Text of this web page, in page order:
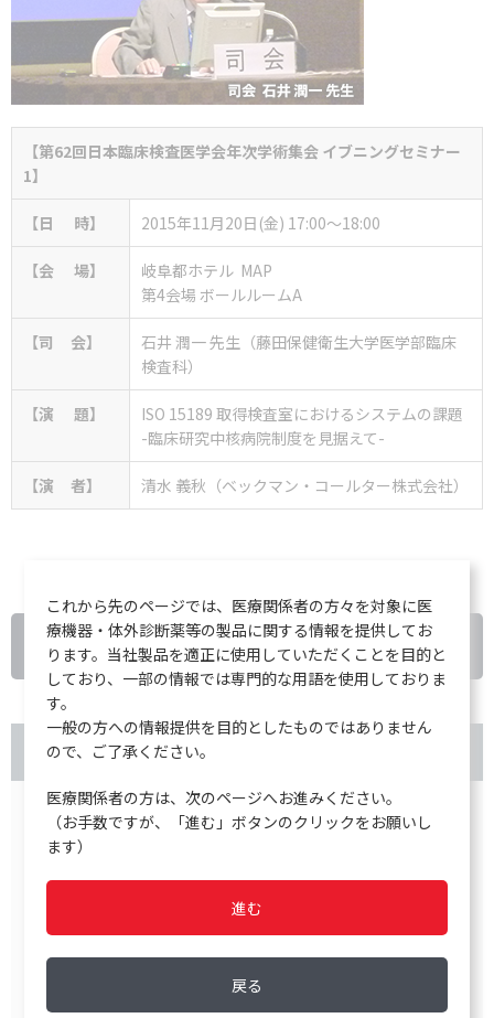
【第62回日本臨床検査医学会年次学術集会 イブニングセミナー
1】
【日 時】 2015年11月20日(金) 17:00～18:00
【会 場】 岐阜都ホテル MAP
第4会場 ボールルームA
【司 会】
石井 潤一 先生（藤田保健衛生大学医学部臨床
検査科）
【演 題】
ISO 15189 取得検査室におけるシステムの課題
-臨床研究中核病院制度を見据えて-
【演 者】 清水 義秋（ベックマン・コールター株式会社）
戻る
イベント アーカイブ
2026
2023
2022
これから先のページでは、医療関係者の方々を対象に医
療機器・体外診断薬等の製品に関する情報を提供してお
ります。当社製品を適正に使用していただくことを目的と
しており、一部の情報では専門的な用語を使用しておりま
す。
一般の方への情報提供を目的としたものではありません
ので、ご了承ください。
医療関係者の方は、次のページへお進みください。
（お手数ですが、「進む」ボタンのクリックをお願いし
ます）
進む
戻る